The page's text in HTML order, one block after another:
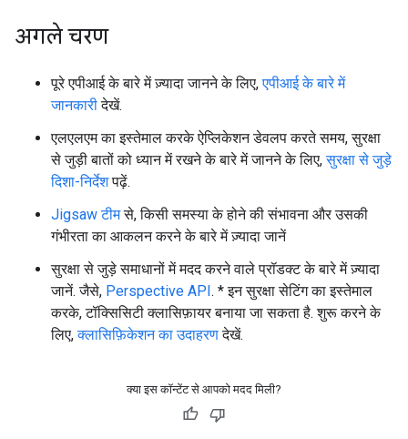
अगले चरण
पूरे एपीआई के बारे में ज़्यादा जानने के लिए,एपीआई के बारे में
जानकारीदेखें.
एलएलएम का इस्तेमाल करके ऐप्लिकेशन डेवलप करते समय, सुरक्षा
से जुड़ी बातों को ध्यान में रखने के बारे में जानने के लिए,सुरक्षा से जुड़े
दिशा-निर्देशपढ़ें.
Jigsaw टीमसे, किसी समस्या के होने की संभावना और उसकी
गंभीरता का आकलन करने के बारे में ज़्यादा जानें
सुरक्षा से जुड़े समाधानों में मदद करने वाले प्रॉडक्ट के बारे में ज़्यादा
जानें. जैसे, Perspective API. * इन सुरक्षा सेटिंग का इस्तेमाल
करके, टॉक्सिसिटी क्लासिफ़ायर बनाया जा सकता है. शुरू करने के
लिए,क्लासिफ़िकेशन का उदाहरणदेखें.
क्या इस कॉन्टेंट से आपको मदद मिली?